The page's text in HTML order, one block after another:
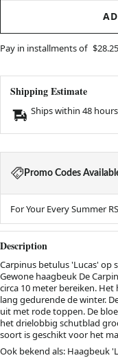
Pay in installments of $28.25
Shipping Estimate
Ships within 48
Promo Codes
For Your Every Summer
Description
Carpinus betulus 'Lucas' op
Gewone haagbeuk De
circa 10 meter bereiken.
lang gedurende de winter.
uit met rode toppen. De
het drielobbig schutblad
soort is geschikt voor het
Ook bekend als: Haagbeuk